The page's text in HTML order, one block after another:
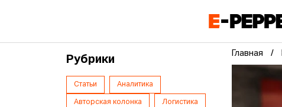
Главная
Рубрики
Статьи Аналитика
Авторская колонка Логистика